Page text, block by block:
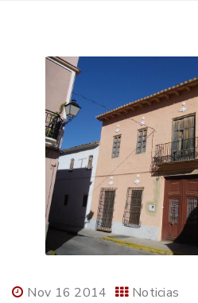
Nov 16 2014 Noticias